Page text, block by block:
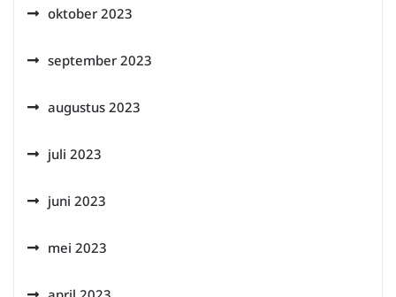
oktober 2023
september 2023
augustus 2023
juli 2023
juni 2023
mei 2023